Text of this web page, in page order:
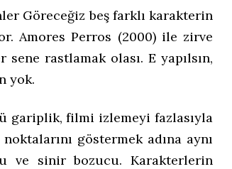
Göreceğiz beş farklı karakterin
Amores Perros (2000) ile zirve
rastlamak olası. E yapılsın,
yok.
gariplik, filmi izlemeyi fazlasıyla
göstermek adına aynı
ve sinir bozucu. Karakterlerin